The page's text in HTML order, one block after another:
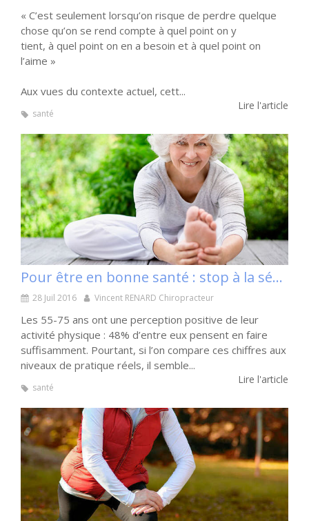
« C’est seulement lorsqu’on risque de perdre quelque
chose qu’on se rend compte à quel point on y
tient, à quel point on en a besoin et à quel point on
l’aime »
Aux vues du contexte actuel, cett...
Lire l'article
santé
Pour être en bonne santé : stop à la sédentarité !
28 Juil 2016 Vincent RENARD Chiropracteur
Les 55-75 ans ont une perception positive de leur
activité physique : 48% d’entre eux pensent en faire
suffisamment. Pourtant, si l’on compare ces chiffres aux
niveaux de pratique réels, il semble...
Lire l'article
santé